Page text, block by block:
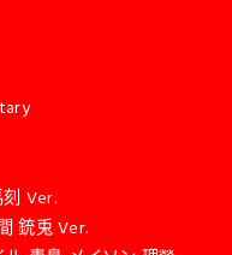
Ver.
銃兎 Ver.